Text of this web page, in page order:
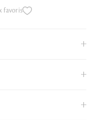
favoris